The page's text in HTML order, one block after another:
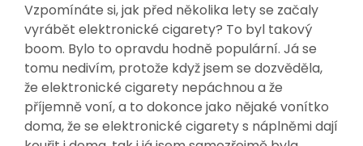
Vzpomínáte si, jak před několika lety se začaly
vyrábět elektronické cigarety? To byl takový
boom. Bylo to opravdu hodně populární. Já se
tomu nedivím, protože když jsem se dozvěděla,
že elektronické cigarety nepáchnou a že
příjemně voní, a to dokonce jako nějaké vonítko
doma, že se elektronické cigarety s náplněmi dají